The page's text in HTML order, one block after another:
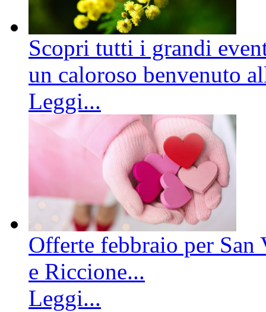
Scopri tutti i grandi
un caloroso benvenuto
Leggi...
Offerte febbraio per
e Riccione...
Leggi...